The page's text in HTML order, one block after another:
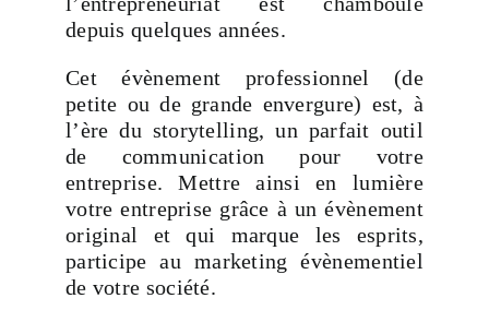
depuis quelques années.
Cet évènement professionnel (de
petite ou de grande envergure) est, à
l’ère du storytelling, un parfait outil
de communication pour votre
entreprise. Mettre ainsi en lumière
votre entreprise grâce à un évènement
original et qui marque les esprits,
participe au marketing évènementiel
de votre société.